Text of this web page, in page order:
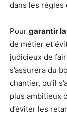
dans les règles
Pour garantir
de métier et
judicieux de
s’assurera du
chantier, qu’il
plus ambitieux
d’éviter les